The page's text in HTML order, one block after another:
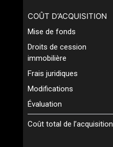
COÛT D’ACQUISITION
Mise de fonds
Droits de cession
immobilière
Frais juridiques
Modifications
Évaluation
Coût total de l’acquisition